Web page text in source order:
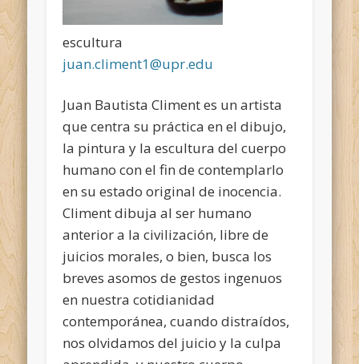
escultura
juan.climent1@upr.edu
Juan Bautista Climent es un artista
que centra su práctica en el dibujo,
la pintura y la escultura del cuerpo
humano con el fin de contemplarlo
en su estado original de inocencia.
Climent dibuja al ser humano
anterior a la civilización, libre de
juicios morales, o bien, busca los
breves asomos de gestos ingenuos
en nuestra cotidianidad
contemporánea, cuando distraídos,
nos olvidamos del juicio y la culpa